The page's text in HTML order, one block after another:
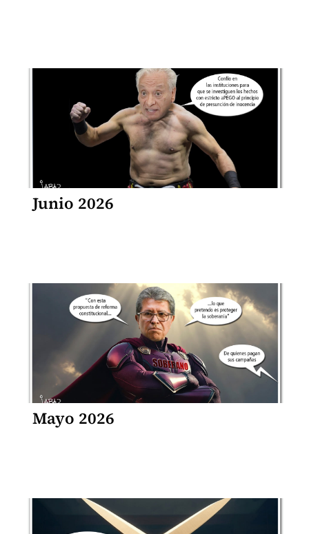
Junio 2026
Mayo 2026